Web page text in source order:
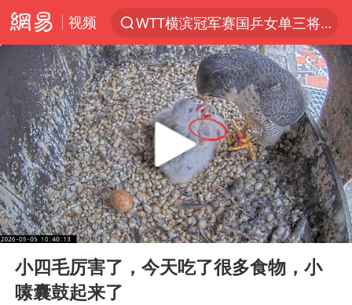
视频
WTT横滨冠军赛国乒女单三将晋级四强
光影经济撬动暑期消费新蓝海
陈思诚零点晒照为佟丽娅庆生
郑丽文：台湾从来没有“独立”过
商场现钱学森巨幅海报 负责人回应
几元成本的AI广告导致千万市值蒸发
情侣在平潭拍日出时坠崖致一死一伤
老挝国会主席赛宋蓬逝世
购飞机票7分钟后退票被扣2022元
Play
00:00 03:58
小四毛厉害了，今天吃了很多食物，小
嗉囊鼓起来了